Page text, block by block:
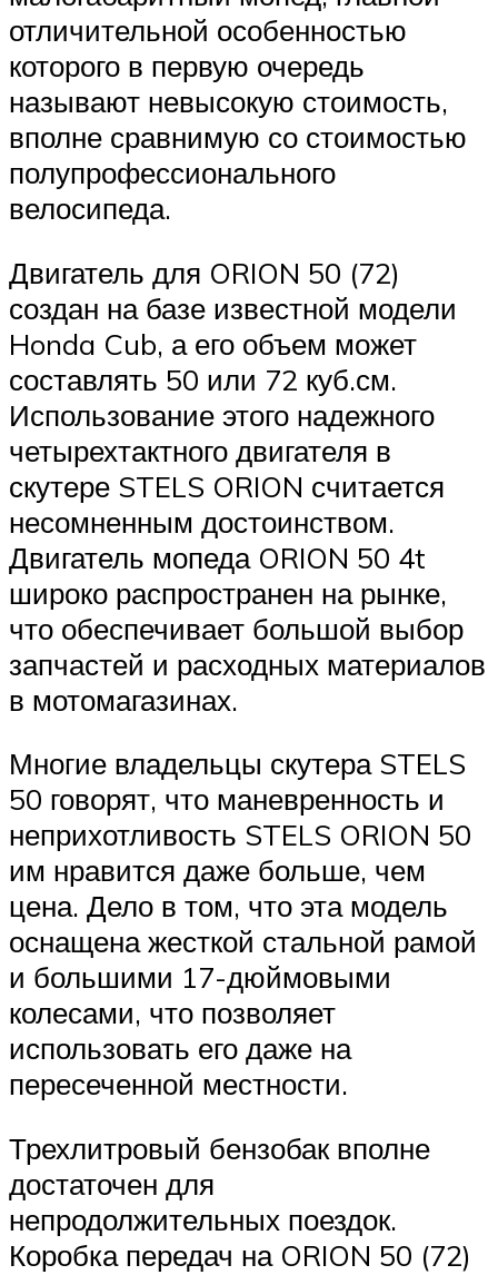
отличительной особенностью
которого в первую очередь
называют невысокую стоимость,
вполне сравнимую со стоимостью
полупрофессионального
велосипеда.
Двигатель для ORION 50 (72)
создан на базе известной модели
Honda Cub, а его объем может
составлять 50 или 72 куб.см.
Использование этого надежного
четырехтактного двигателя в
скутере STELS ORION считается
несомненным достоинством.
Двигатель мопеда ORION 50 4t
широко распространен на рынке,
что обеспечивает большой выбор
запчастей и расходных материалов
в мотомагазинах.
Многие владельцы скутера STELS
50 говорят, что маневренность и
неприхотливость STELS ORION 50
им нравится даже больше, чем
цена. Дело в том, что эта модель
оснащена жесткой стальной рамой
и большими 17-дюймовыми
колесами, что позволяет
использовать его даже на
пересеченной местности.
Трехлитровый бензобак вполне
достаточен для
непродолжительных поездок.
Коробка передач на ORION 50 (72)